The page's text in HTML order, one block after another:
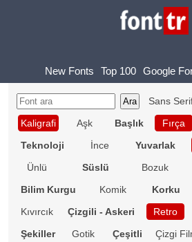
New Fonts Top 100 Google
Sans
Kaligrafi
Aşk Başlık Fırça
Teknoloji
İnce Yuvarlak
Ünlü
Süslü Bozuk
Bilim Kurgu
Komik Korku
Kıvırcık
Çizgili - Askeri Retro
Şekiller
Gotik Çeşitli Çizgi